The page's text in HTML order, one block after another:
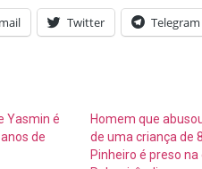
Twitter Telegram
Yasmin é
de
Homem que
de uma criança de
Pinheiro é preso na